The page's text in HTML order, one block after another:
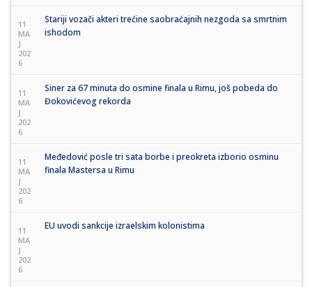
11
MA
J
202
6
Stariji vozači akteri trećine saobraćajnih nezgoda sa smrtnim
ishodom
11
MA
J
202
6
Siner za 67 minuta do osmine finala u Rimu, još pobeda do
Đokovićevog rekorda
11
MA
J
202
6
Međedović posle tri sata borbe i preokreta izborio osminu
finala Mastersa u Rimu
11
MA
J
202
6
EU uvodi sankcije izraelskim kolonistima